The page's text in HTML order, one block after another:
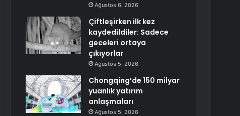
Ağustos 6, 2026
Çiftleşirken ilk kez
kaydedildiler: Sadece
geceleri ortaya
çıkıyorlar
Ağustos 5, 2026
Chongqing’de 150 milyar
yuanlık yatırım
anlaşmaları
Ağustos 5, 2026